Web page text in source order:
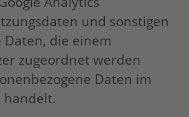
und sonstigen
Daten, die einem
zugeordnet werden
Daten im
handelt.